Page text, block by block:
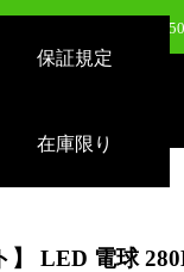
アグロウ EVO KT-
離照射 スタンドつき
天井照明 LD-24-
保証規定
在庫限り
】 LED 電球